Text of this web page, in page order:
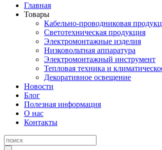
Главная
Товары
Кабельно-проводниковая
Светотехническая продукция
Электромонтажные изделия
Низковольтная аппаратура
Электромонтажный инструмент
Тепловая техника и
Декоративное освещение
Новости
Блог
Полезная информация
О нас
Контакты